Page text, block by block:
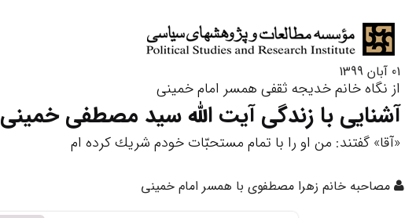
01 آبان 1399
از نگاه خانم خدیجه ثقفی همسر امام خمینی
آشنایی با زندگی آیت الله سید مصطفی خمینی
«آقا» گفتند: من او را با تمام مستحبّات خودم شریك كرده ‏ام
مصاحبه خانم زهرا مصطفوی با همسر امام خمینی